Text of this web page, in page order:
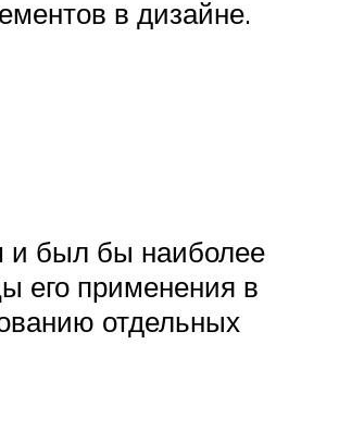
в дизайне.
и был бы наиболее
его применения в
отдельных